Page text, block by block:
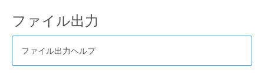
ファイル出力
ファイル出力ヘルプ